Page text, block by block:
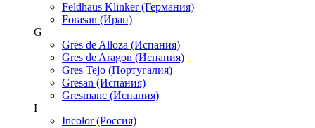
Feldhaus Klinker (Германия)
Forasan (Иран)
G
Gres de Alloza (Испания)
Gres de Aragon (Испания)
Gres Tejo (Португалия)
Gresan (Испания)
Gresmanc (Испания)
I
Incolor (Россия)